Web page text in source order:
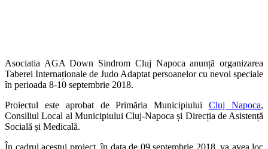
Asociatia AGA Down Sindrom Cluj Napoca anunță organizarea
Taberei Internaționale de Judo Adaptat persoanelor cu nevoi speciale
în perioada 8-10 septembrie 2018.
Proiectul este aprobat de Primăria MunicipiuluiCluj Napoca,
Consiliul Local al Municipiului Cluj-Napoca și Direcția de Asistență
Socială și Medicală.
În cadrul acestui proiect, în data de 09 septembrie 2018, va avea loc